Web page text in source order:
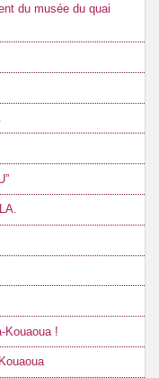
du musée du quai
Kouaoua !